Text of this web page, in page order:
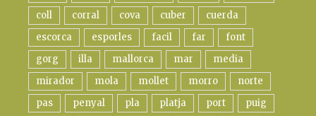
coll
corral cova cuber
cuerda
escorca
esporles facil far
font
gorg
illa mallorca mar
media
mirador
mola mollet morro
norte
pas
penyal pla platja port
puig